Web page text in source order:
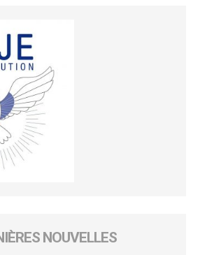
NOUVELLES